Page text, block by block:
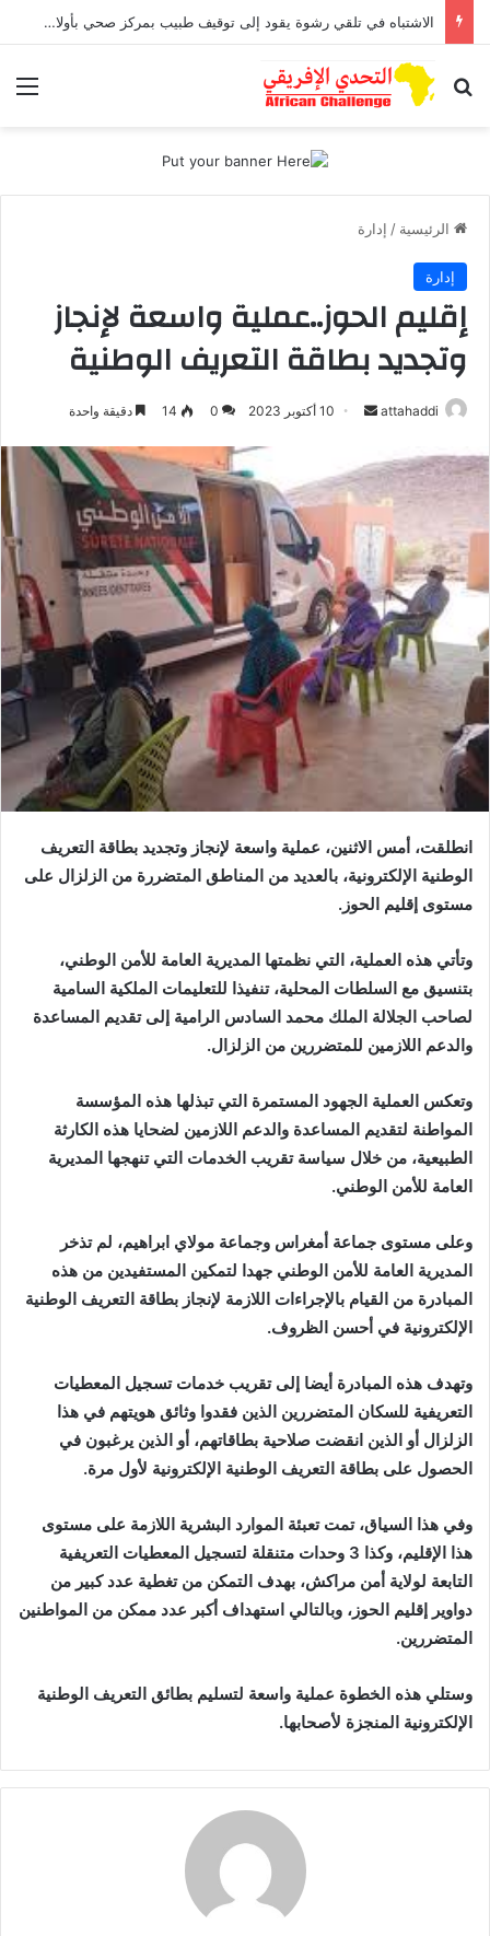
الاشتباه في تلقي رشوة يقود إلى توقيف طبيب بمركز صحي بأولاد افرج
بحث عن
الرئيسية / إدارة
إدارة
إقليم الحوز..عملية واسعة لإنجاز
وتجديد بطاقة التعريف الوطنية
attahaddi
أرسل
إلكترونيا
10 أكتوبر 2023 0
14 دقيقة واحدة
انطلقت، أمس الاثنين، عملية واسعة لإنجاز وتجديد بطاقة التعريف
الوطنية الإلكترونية، بالعديد من المناطق المتضررة من الزلزال على
مستوى إقليم الحوز.
وتأتي هذه العملية، التي نظمتها المديرية العامة للأمن الوطني،
بتنسيق مع السلطات المحلية، تنفيذا للتعليمات الملكية السامية
لصاحب الجلالة الملك محمد السادس الرامية إلى تقديم المساعدة
والدعم اللازمين للمتضررين من الزلزال.
وتعكس العملية الجهود المستمرة التي تبذلها هذه المؤسسة
المواطنة لتقديم المساعدة والدعم اللازمين لضحايا هذه الكارثة
الطبيعية، من خلال سياسة تقريب الخدمات التي تنهجها المديرية
العامة للأمن الوطني.
وعلى مستوى جماعة أمغراس وجماعة مولاي ابراهيم، لم تذخر
المديرية العامة للأمن الوطني جهدا لتمكين المستفيدين من هذه
المبادرة من القيام بالإجراءات اللازمة لإنجاز بطاقة التعريف الوطنية
الإلكترونية في أحسن الظروف.
وتهدف هذه المبادرة أيضا إلى تقريب خدمات تسجيل المعطيات
التعريفية للسكان المتضررين الذين فقدوا وثائق هويتهم في هذا
الزلزال أو الذين انقضت صلاحية بطاقاتهم، أو الذين يرغبون في
الحصول على بطاقة التعريف الوطنية الإلكترونية لأول مرة.
وفي هذا السياق، تمت تعبئة الموارد البشرية اللازمة على مستوى
هذا الإقليم، وكذا 3 وحدات متنقلة لتسجيل المعطيات التعريفية
التابعة لولاية أمن مراكش، بهدف التمكن من تغطية عدد كبير من
دواوير إقليم الحوز، وبالتالي استهداف أكبر عدد ممكن من المواطنين
المتضررين.
وستلي هذه الخطوة عملية واسعة لتسليم بطائق التعريف الوطنية
الإلكترونية المنجزة لأصحابها.